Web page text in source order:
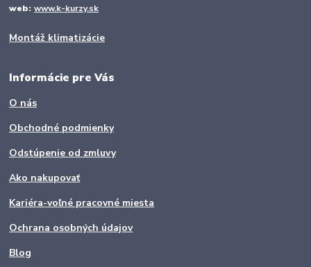
web:www.k-kurzy.sk
Montáž klimatizácie
Informácie pre Vás
O nás
Obchodné podmienky
Odstúpenie od zmluvy
Ako nakupovať
Kariéra-voľné pracovné miesta
Ochrana osobných údajov
Blog